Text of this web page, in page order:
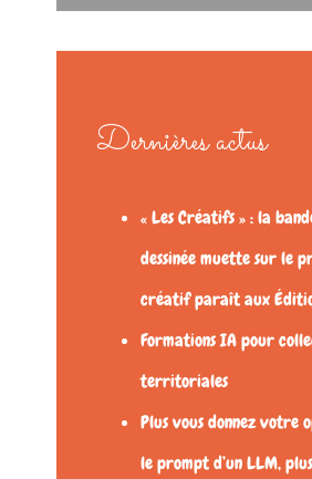
Dernières actus
« Les Créatifs » : la
dessinée muette sur le
créatif paraît aux
Formations IA pour
territoriales
Plus vous donnez votre
le prompt d’un LLM,